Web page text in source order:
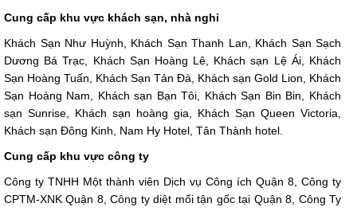
Cung cấp khu vực khách sạn, nhà nghỉ
Khách Sạn Như Huỳnh, Khách Sạn Thanh Lan, Khách Sạn Sạch
Dương Bá Trạc, Khách Sạn Hoàng Lê, Khách sạn Lệ Ái, Khách
Sạn Hoàng Tuấn, Khách Sạn Tản Đà, Khách sạn Gold Lion, Khách
Sạn Hoàng Nam, Khách sạn Bạn Tôi, Khách Sạn Bin Bin, Khách
sạn Sunrise, Khách sạn hoàng gia, Khách Sạn Queen Victoria,
Khách sạn Đông Kinh, Nam Hy Hotel, Tân Thành hotel.
Cung cấp khu vực công ty
Công ty TNHH Một thành viên Dịch vụ Công ích Quận 8, Công ty
CPTM-XNK Quận 8, Công ty diệt mối tận gốc tại Quận 8, Công Ty